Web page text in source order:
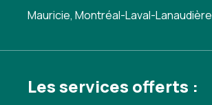
Mauricie, Montréal-Laval-Lanaudière
Les services offerts :